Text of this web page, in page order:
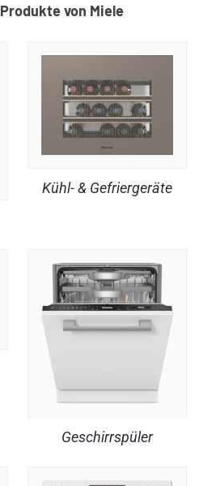
von Miele
Kühl- & Gefriergeräte
Geschirrspüler